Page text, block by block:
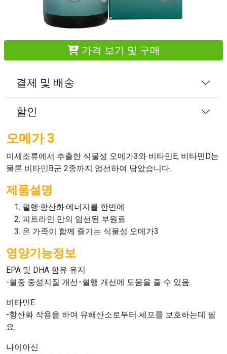
가격 보기 및 구매
결제 및 배송
할인
오메가 3
미세조류에서 추출한 식물성 오메가3와 비타민E, 비타민D는
물론 비타민B군 2종까지 엄선하여 담았습니다.
제품설명
혈행·항산화·에너지를 한번에
피트라인 만의 엄선된 부원료
온 가족이 함께 즐기는 식물성 오메가3
영양기능정보
EPA 및 DHA 함유 유지
-혈중 중성지질 개선･혈행 개선에 도움을 줄 수 있음.
비타민E
-항산화 작용을 하여 유해산소로부터 세포를 보호하는데 필
요.
나이아신